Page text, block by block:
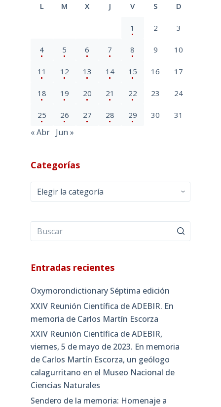
L M X J V S D
1 2 3
4 5 6 7 8 9 10
11 12 13 14 15 16 17
18 19 20 21 22 23 24
25 26 27 28 29 30 31
« Abr Jun »
Categorías
Categorías
Entradas recientes
Oxymorondictionary Séptima edición
XXIV Reunión Científica de ADEBIR. En
memoria de Carlos Martín Escorza
XXIV Reunión Científica de ADEBIR,
viernes, 5 de mayo de 2023. En memoria
de Carlos Martín Escorza, un geólogo
calagurritano en el Museo Nacional de
Ciencias Naturales
Sendero de la memoria: Homenaje a